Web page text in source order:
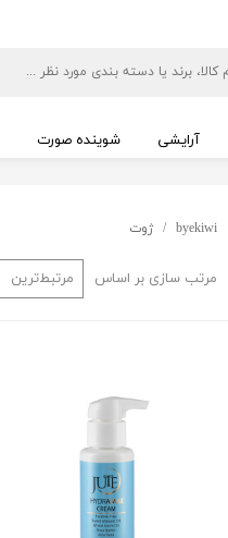
آرایشی شوینده صورت
byekiwi ژوت
مرتب سازی بر اساس مرتبط‌ترین